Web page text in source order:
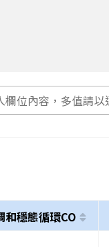
和穩態循環CO